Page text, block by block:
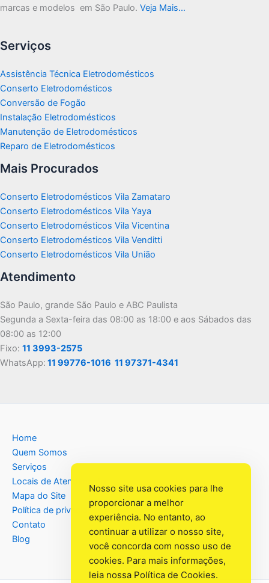
marcas e modelos em São Paulo. Veja Mais…
Serviços
Assistência Técnica Eletrodomésticos
Conserto Eletrodomésticos
Conversão de Fogão
Instalação Eletrodomésticos
Manutenção de Eletrodomésticos
Reparo de Eletrodomésticos
Mais Procurados
Conserto Eletrodomésticos Vila Zamataro
Conserto Eletrodomésticos Vila Yaya
Conserto Eletrodomésticos Vila Vicentina
Conserto Eletrodomésticos Vila Venditti
Conserto Eletrodomésticos Vila União
Atendimento
São Paulo, grande São Paulo e ABC Paulista
Segunda a Sexta-feira das 08:00 as 18:00 e aos Sábados das
08:00 as 12:00
Fixo: 11 3993-2575
WhatsApp: 11 99776-1016 11 97371-4341
Home
Quem Somos
Serviços
Locais de Atendimento
Mapa do Site
Política de privacidade
Contato
Blog
Nosso site usa cookies para lhe
proporcionar a melhor
experiência. No entanto, ao
continuar a utilizar o nosso site,
você concorda com nosso uso de
cookies. Para mais informações,
leia nossa Política de Cookies.